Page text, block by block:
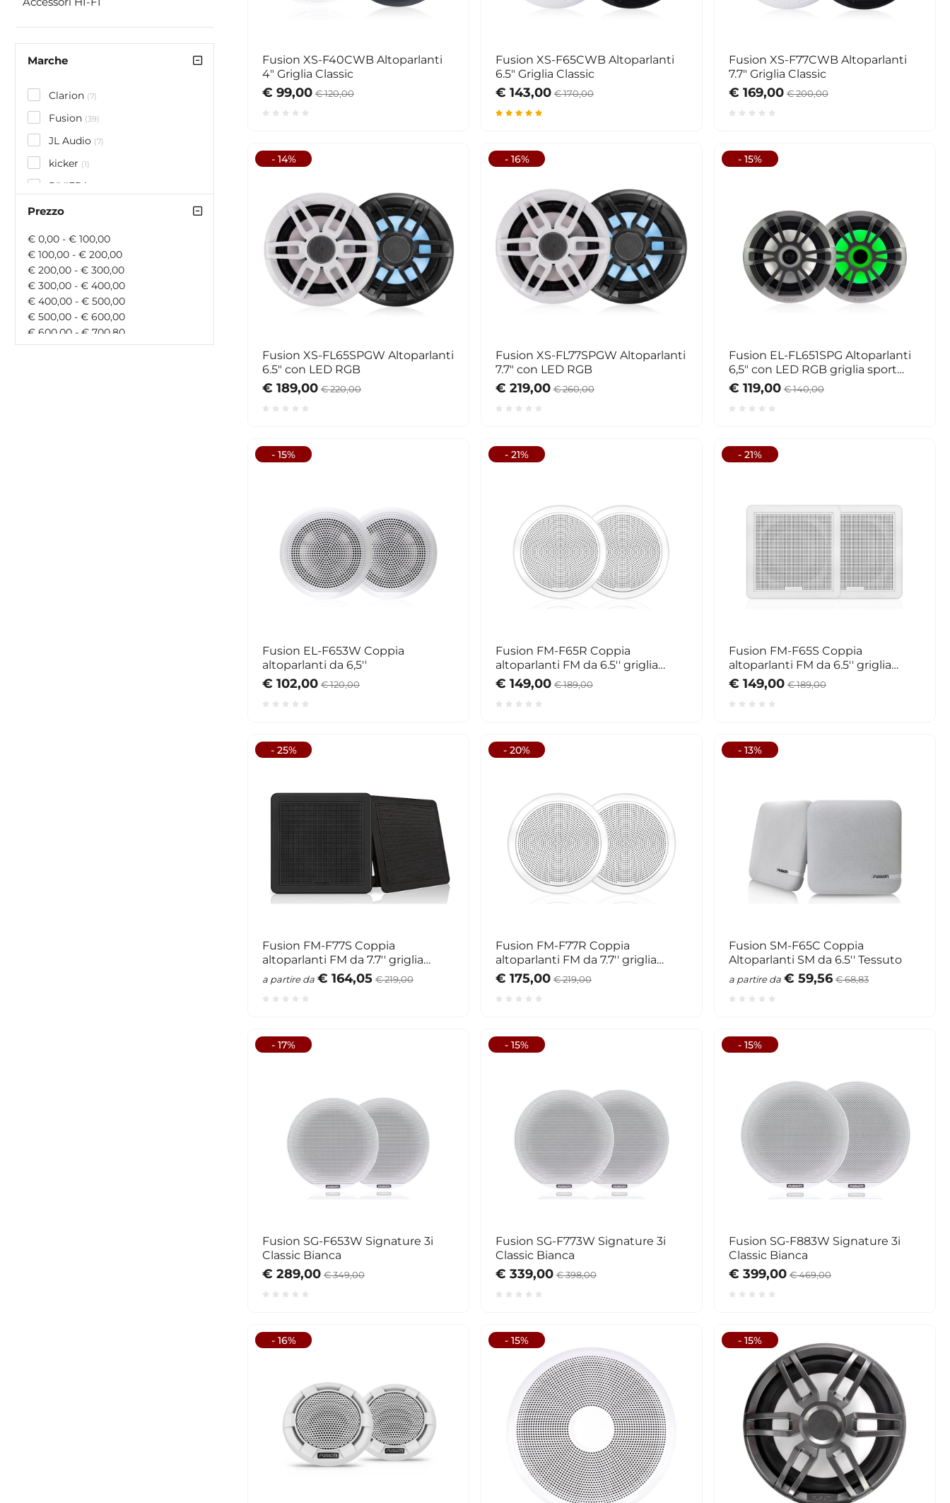
Marche
Clarion (7)
Fusion (39)
JL Audio (7)
kicker (1)
RIVIERA
Standard Horizon
Prezzo
€ 0,00 - € 100,00
€ 100,00 - € 200,00
€ 200,00 - € 300,00
€ 300,00 - € 400,00
€ 400,00 - € 500,00
€ 500,00 - € 600,00
€ 600,00 - € 700,80
€ 700,80 - € 900,00
Fusion XS-F40CWB Altoparlanti
4" Griglia Classic
€ 99,00 € 120,00
Fusion XS-F65CWB Altoparlanti
6.5" Griglia Classic
€ 143,00 € 170,00
Fusion XS-F77CWB Altoparlanti
7.7" Griglia Classic
€ 169,00 € 200,00
- 14%
Fusion XS-FL65SPGW Altoparlanti
6.5" con LED RGB
€ 189,00 € 220,00
- 16%
Fusion XS-FL77SPGW Altoparlanti
7.7" con LED RGB
€ 219,00 € 260,00
- 15%
Fusion EL-FL651SPG Altoparlanti
6,5" con LED RGB griglia sport
grigia
€ 119,00 € 140,00
- 15%
Fusion EL-F653W Coppia
altoparlanti da 6,5''
€ 102,00 € 120,00
- 21%
Fusion FM-F65R Coppia
altoparlanti FM da 6.5'' griglia
tonda
€ 149,00 € 189,00
- 21%
Fusion FM-F65S Coppia
altoparlanti FM da 6.5'' griglia
quadrata
€ 149,00 € 189,00
- 25%
Fusion FM-F77S Coppia
altoparlanti FM da 7.7'' griglia
quadrata
a partire da € 164,05 € 219,00
- 20%
Fusion FM-F77R Coppia
altoparlanti FM da 7.7'' griglia
tonda
€ 175,00 € 219,00
- 13%
Fusion SM-F65C Coppia
Altoparlanti SM da 6.5'' Tessuto
a partire da € 59,56 € 68,83
- 17%
Fusion SG-F653W Signature 3i
Classic Bianca
€ 289,00 € 349,00
- 15%
Fusion SG-F773W Signature 3i
Classic Bianca
€ 339,00 € 398,00
- 15%
Fusion SG-F883W Signature 3i
Classic Bianca
€ 399,00 € 469,00
- 16% - 15% - 15%